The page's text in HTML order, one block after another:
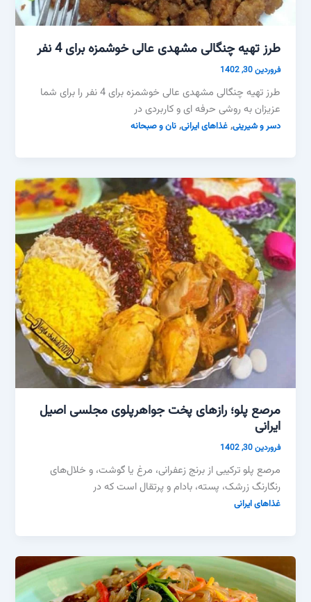
طرز تهیه چنگالی مشهدی عالی خوشمزه برای 4 نفر
فروردین 30, 1402
طرز تهیه چنگالی مشهدی عالی خوشمزه برای 4 نفر را برای شما
عزیزان به روشی حرفه ای و کاربردی در
دسر و شیرینی,غذاهای ایرانی,نان و صبحانه
مرصع پلو؛ رازهای پخت جواهرپلوی مجلسی اصیل
ایرانی
فروردین 30, 1402
مرصع پلو ترکیبی از برنج زعفرانی، مرغ یا گوشت، و خلال‌های
رنگارنگ زرشک، پسته، بادام و پرتقال است که در
غذاهای ایرانی